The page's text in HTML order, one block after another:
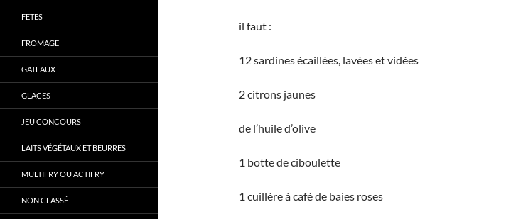
il faut :
12 sardines écaillées, lavées et vidées
2 citrons jaunes
de l’huile d’olive
1 botte de ciboulette
1 cuillère à café de baies roses
FÊTES
FROMAGE
GATEAUX
GLACES
JEU CONCOURS
LAITS VÉGÉTAUX ET BEURRES
MULTIFRY OU ACTIFRY
NON CLASSÉ